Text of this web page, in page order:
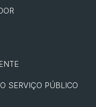
SERVIÇO PÚBLICO